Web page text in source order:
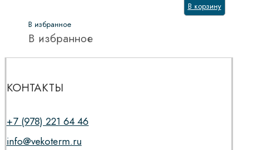
В корзину
В избранное
В избранное
КОНТАКТЫ
+7 (978) 221 64 46
info@vekoterm.ru